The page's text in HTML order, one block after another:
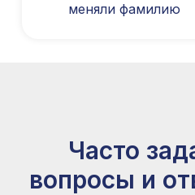
меняли фамилию
Часто
вопросы и
8 800 444 10 82